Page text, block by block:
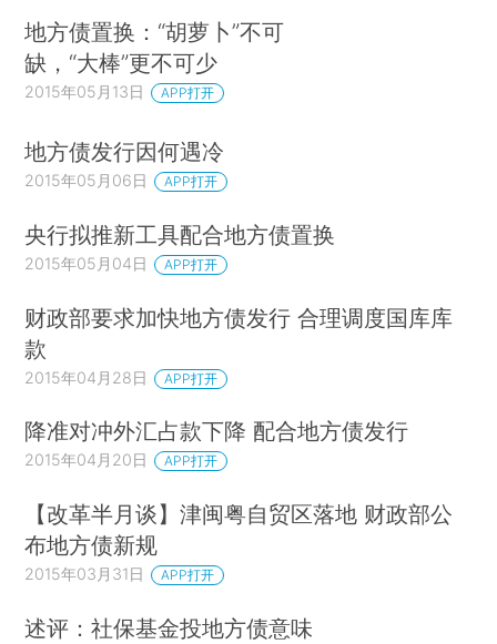
地方债置换：“胡萝卜”不可
缺，“大棒”更不可少
2015年05月13日 APP打开
地方债发行因何遇冷
2015年05月06日 APP打开
央行拟推新工具配合地方债置换
2015年05月04日 APP打开
财政部要求加快地方债发行 合理调度国库库
款
2015年04月28日 APP打开
降准对冲外汇占款下降 配合地方债发行
2015年04月20日 APP打开
【改革半月谈】津闽粤自贸区落地 财政部公
布地方债新规
2015年03月31日 APP打开
述评：社保基金投地方债意味